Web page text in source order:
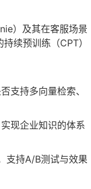
）及其在客服场景
续预训练（CPT）
支持多向量检索、
现企业知识的体系
支持A/B测试与效果